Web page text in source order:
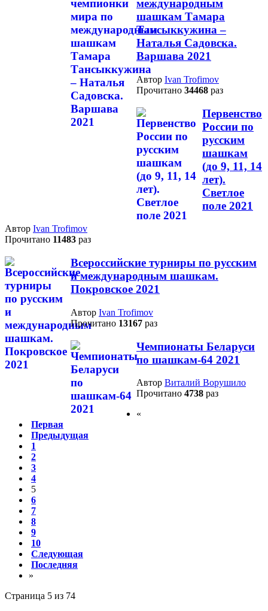
международным
шашкам Тамара
Тансыккужина –
Наталья Садовска.
Варшава 2021
Автор Ivan Trofimov
Прочитано 34468 раз
Первенство
России по
русским
шашкам
(до 9, 11, 14
лет).
Светлое
поле 2021
Автор Ivan Trofimov
Прочитано 11483 раз
Всероссийские турниры по русским
и международным шашкам.
Покровское 2021
Автор Ivan Trofimov
Прочитано 13167 раз
Чемпионаты Беларуси
по шашкам-64 2021
Автор Виталий Ворушило
Прочитано 4738 раз
«
Первая
Предыдущая
1
2
3
4
5
6
7
8
9
10
Следующая
Последняя
»
Страница 5 из 74